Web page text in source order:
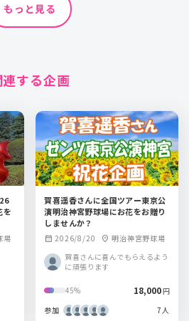
もっと見る
連する企画
を
場
賀喜遥香さんに全国ツアー東京公
演明治神宮野球場にお花をお贈り
しませんか？
calendar_month 2026/8/20 location_on 明治神宮野球場
賀喜さんに喜んでもらえるよう
に頑張ります
45% 18,000円
参加
7人